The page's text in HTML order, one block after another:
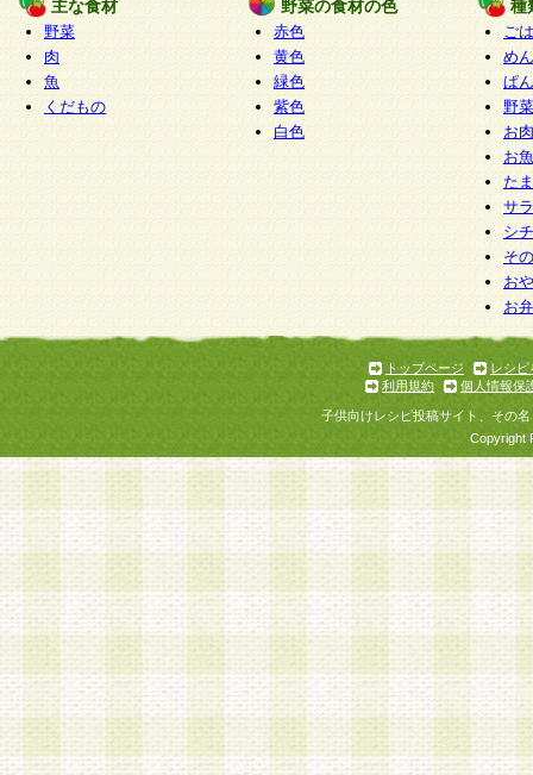
主な食材
野菜
肉
魚
くだもの
野菜の食材の色
赤色
黄色
緑色
紫色
白色
種
ご
めん
ぱん
野
お
お
た
サ
シ
そ
お
お
トップページ
レシピ
利用規約
個人情報保
子供向けレシピ投稿サイト、その
Copyright